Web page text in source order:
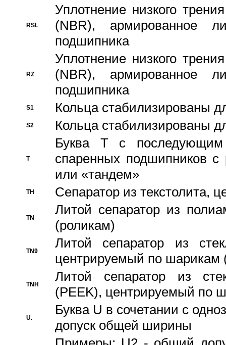
RSL
Уплотнение низкого
(NBR), армированное
подшипника
RZ
Уплотнение низкого
(NBR), армированное
подшипника
S1 Кольца стабилизированы
S2 Кольца стабилизированы
T
Буква T с
спаренных подшипников
или «тандем»
TH Сепаратор из текстолита,
TN
Литой сепаратор из
(роликам)
TN9
Литой сепаратор из
центрируемый по шарикам
TNH
Литой сепаратор из
(PEEK), центрируемый по
U.
Буква U в сочетании с
допуск общей ширины